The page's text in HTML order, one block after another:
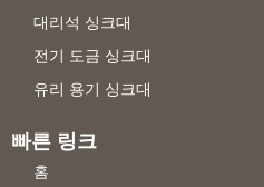
대리석 싱크대
전기 도금 싱크대
유리 용기 싱크대
빠른 링크
홈